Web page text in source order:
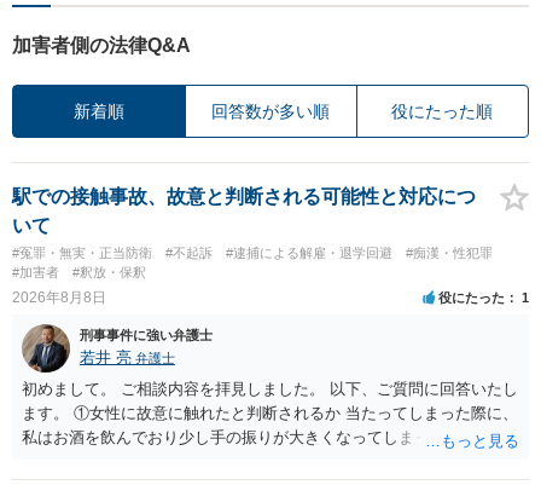
加害者側の法律Q&A
新着順 回答数が多い順 役にたった順
駅での接触事故、故意と判断される可能性と対応につ
いて
#冤罪・無実・正当防衛 #不起訴 #逮捕による解雇・退学回避
#痴漢・性犯罪
#加害者
#釈放・保釈
2026年8月8日 役にたった 1
刑事事件に強い弁護士
若井 亮 弁護士
初めまして。 ご相談内容を拝見しました。 以下、ご質問に回答いたし
ます。 ①女性に故意に触れたと判断されるか 当たってしまった際に、
私はお酒を飲んでおり少し手の振りが大きくなってしまっていたこと